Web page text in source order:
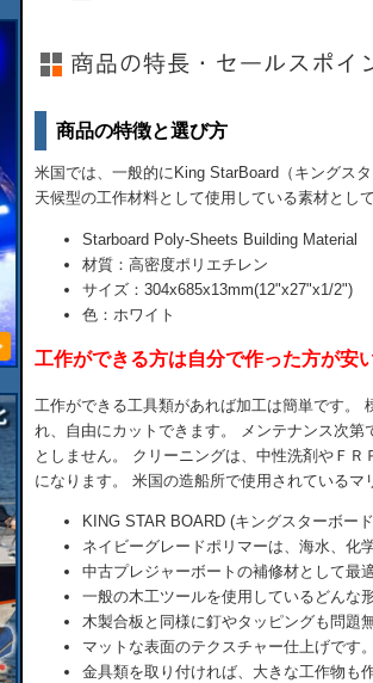
商品の特徴と選び方
米国では、一般的にKing StarBoard（キングス
天候型の工作材料として使用している素材とし
Starboard Poly-Sheets Building Material
材質：高密度ポリエチレン
サイズ：304x685x13mm(12"x27"x1/2")
色：ホワイト
工作ができる方は自分で作った方が安
工作ができる工具類があれば加工は簡単です。
れ、自由にカットできます。 メンテナンス次
としません。 クリーニングは、中性洗剤やＦ
になります。 米国の造船所で使用されているマ
KING STAR BOARD (キングスターボー
ネイビーグレードポリマーは、海水、化
中古プレジャーボートの補修材として最
一般の木工ツールを使用しているどんな
木製合板と同様に釘やタッピングも問題
マットな表面のテクスチャー仕上げです
金具類を取り付ければ、大きな工作物も